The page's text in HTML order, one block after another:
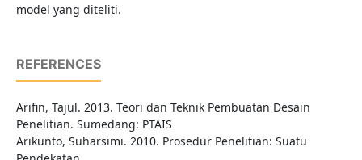
model yang diteliti.
REFERENCES
Arifin, Tajul. 2013. Teori dan Teknik Pembuatan Desain
Penelitian. Sumedang: PTAIS
Arikunto, Suharsimi. 2010. Prosedur Penelitian: Suatu